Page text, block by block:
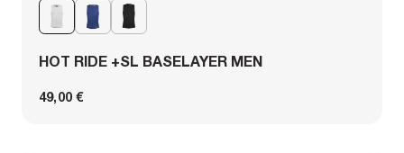
HOT RIDE +SL BASELAYER MEN
49,00 €